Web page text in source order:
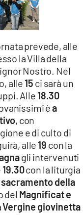
prevede, alle
la Villa della
Nostro. Nel
alle 15 ci sarà un
Alle 18.30
èa
, con
e di culto di
alle 19 con la
gli intervenuti
19.30con la liturgia
sacramento della
del Magnificat e
Vergine giovinetta